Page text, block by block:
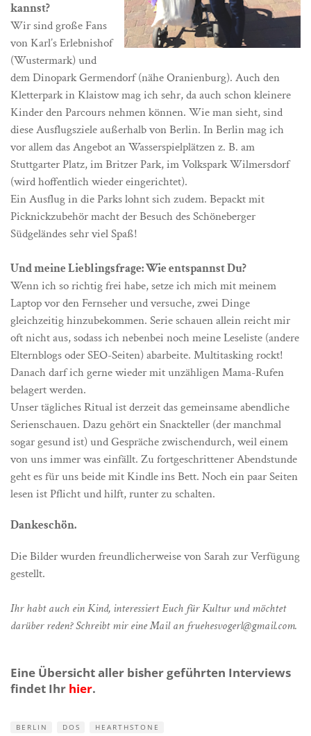
kannst?
Wir sind große Fans
von Karl’s Erlebnishof
(Wustermark) und
dem Dinopark Germendorf (nähe Oranienburg). Auch den
Kletterpark in Klaistow mag ich sehr, da auch schon kleinere
Kinder den Parcours nehmen können. Wie man sieht, sind
diese Ausflugsziele außerhalb von Berlin. In Berlin mag ich
vor allem das Angebot an Wasserspielplätzen z. B. am
Stuttgarter Platz, im Britzer Park, im Volkspark Wilmersdorf
(wird hoffentlich wieder eingerichtet).
Ein Ausflug in die Parks lohnt sich zudem. Bepackt mit
Picknickzubehör macht der Besuch des Schöneberger
Südgeländes sehr viel Spaß!
Und meine Lieblingsfrage: Wie entspannst Du?
Wenn ich so richtig frei habe, setze ich mich mit meinem
Laptop vor den Fernseher und versuche, zwei Dinge
gleichzeitig hinzubekommen. Serie schauen allein reicht mir
oft nicht aus, sodass ich nebenbei noch meine Leseliste (andere
Elternblogs oder SEO-Seiten) abarbeite. Multitasking rockt!
Danach darf ich gerne wieder mit unzähligen Mama-Rufen
belagert werden.
Unser tägliches Ritual ist derzeit das gemeinsame abendliche
Serienschauen. Dazu gehört ein Snackteller (der manchmal
sogar gesund ist) und Gespräche zwischendurch, weil einem
von uns immer was einfällt. Zu fortgeschrittener Abendstunde
geht es für uns beide mit Kindle ins Bett. Noch ein paar Seiten
lesen ist Pflicht und hilft, runter zu schalten.
Dankeschön.
Die Bilder wurden freundlicherweise von Sarah zur Verfügung
gestellt.
Ihr habt auch ein Kind, interessiert Euch für Kultur und möchtet
darüber reden? Schreibt mir eine Mail an fruehesvogerl@gmail.com.
Eine Übersicht aller bisher geführten Interviews
findet Ihr hier.
BERLIN DOS
HEARTHSTONE